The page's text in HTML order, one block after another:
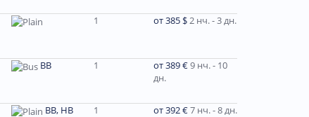
1 от 385 $2 нч. - 3 дн.
ВВ 1 от 389 €9 нч. - 10
дн.
ВВ, НВ 1 от 392 €7 нч. - 8 дн.